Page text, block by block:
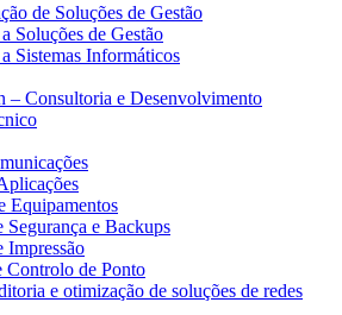
de Soluções de Gestão
Soluções de Gestão
Sistemas Informáticos
– Consultoria e Desenvolvimento
Equipamentos
Segurança e Backups
Impressão
Controlo de Ponto
e otimização de soluções de redes